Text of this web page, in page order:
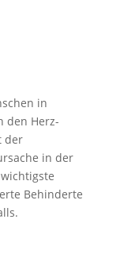
in
den Herz-
der
in der
Behinderte